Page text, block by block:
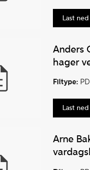
Last ned
Anders
hager
Filtype:
Last ned
Arne